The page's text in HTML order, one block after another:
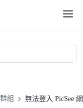
組 無法登入 PicSee